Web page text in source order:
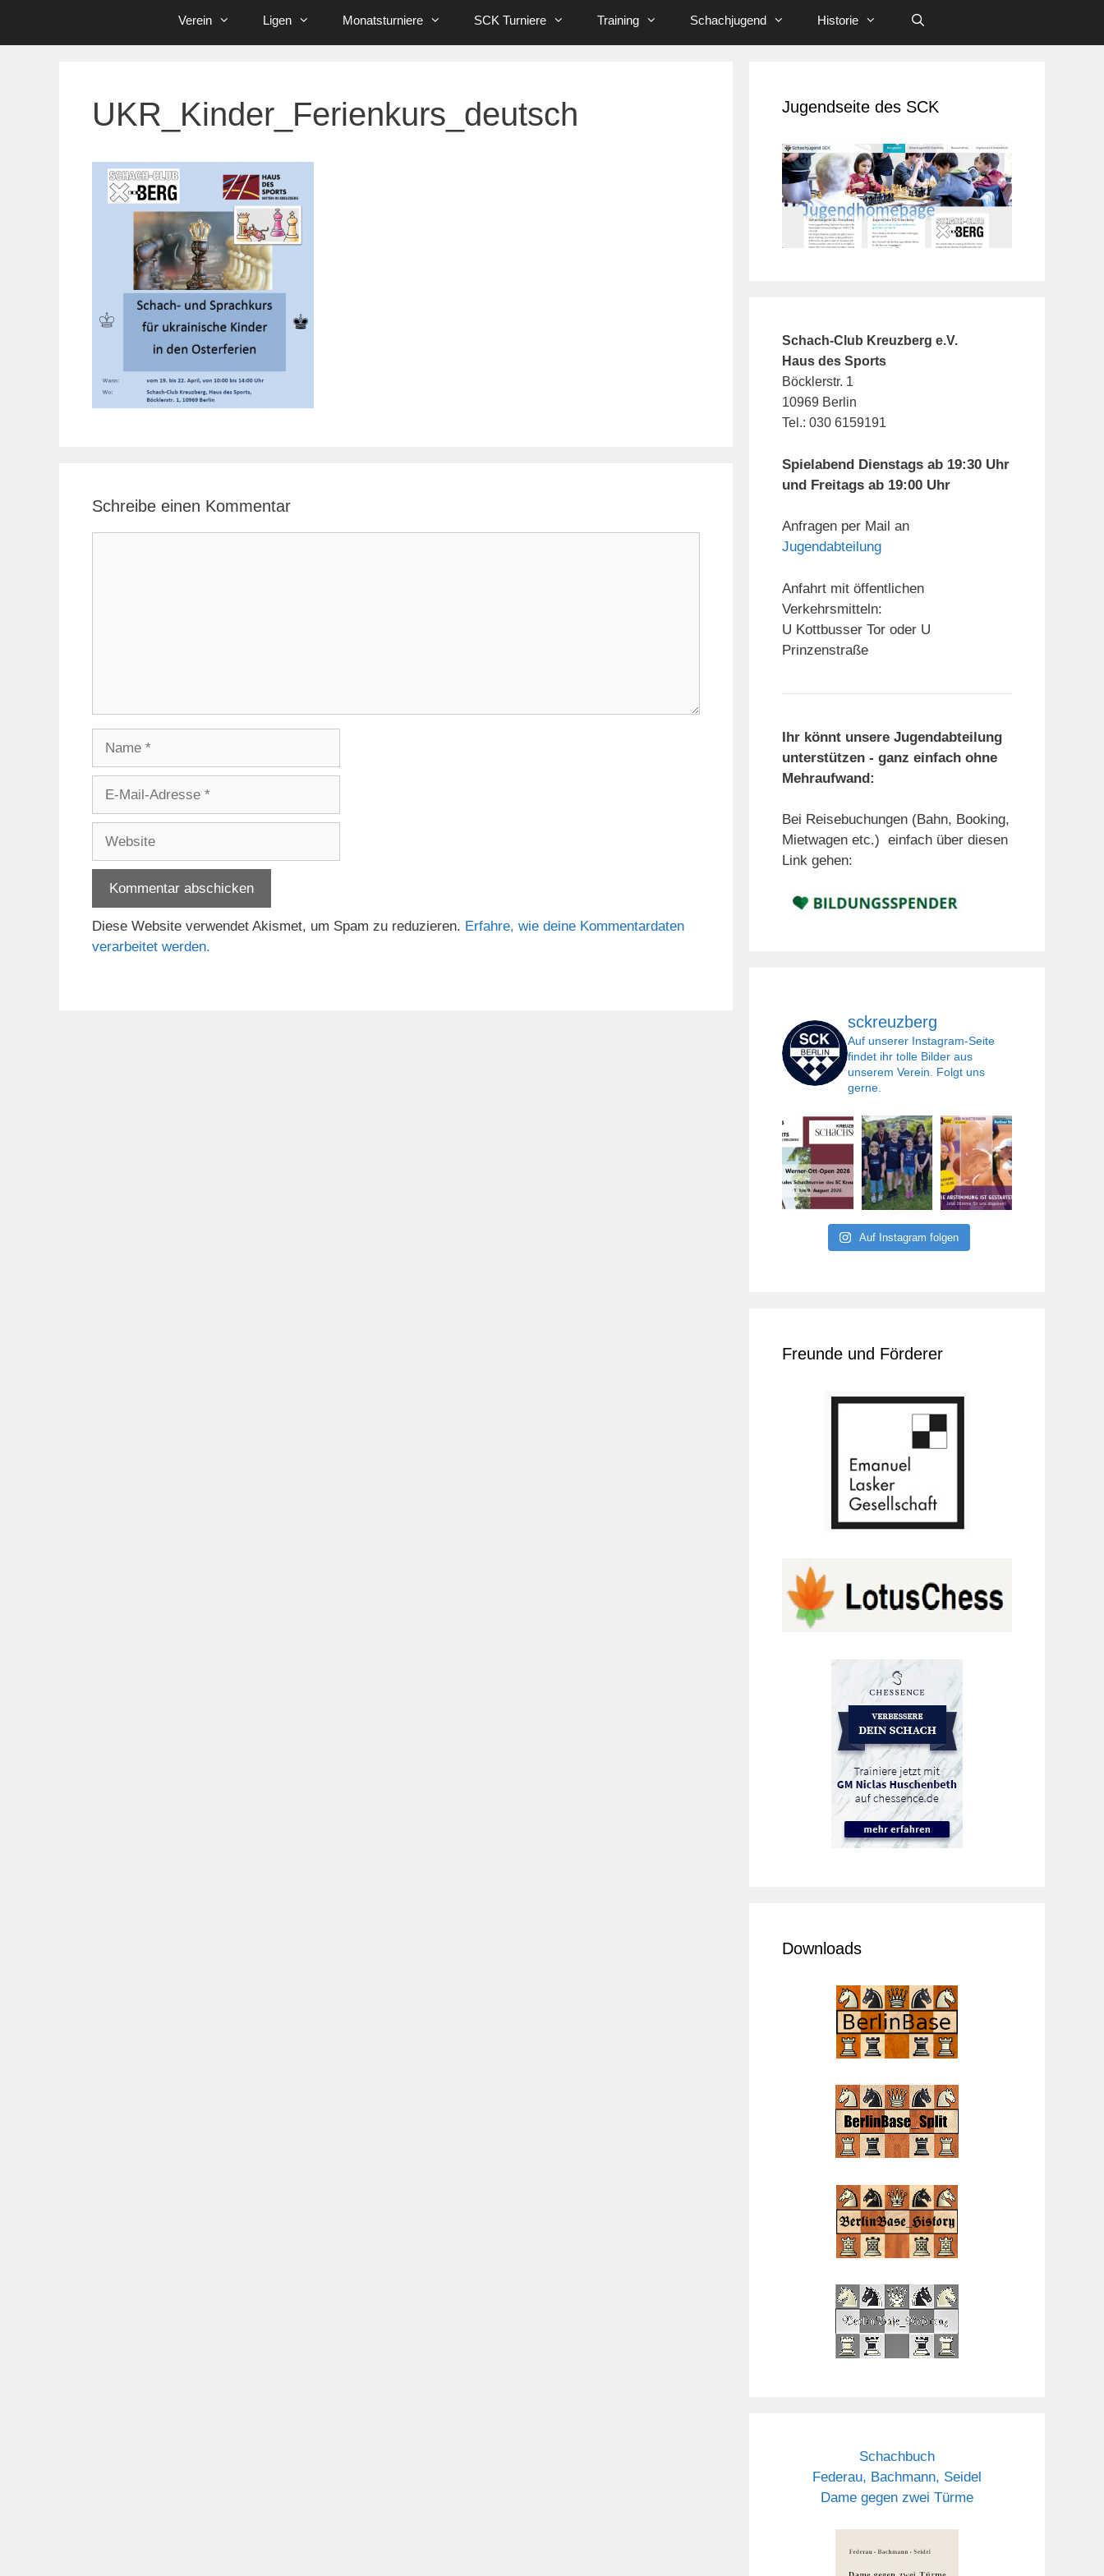
Verein Ligen Monatsturniere SCK Turniere Training Schachjugend Historie
UKR_Kinder_Ferienkurs_deutsch
Schreibe einen Kommentar
Adresse
Diese Website verwendet Akismet, um Spam zu reduzieren. Erfahre, wie deine Kommentardaten
verarbeitet werden.
Jugendseite des SCK
Schach-Club Kreuzberg e.V.
Haus des Sports
Böcklerstr. 1
10969 Berlin
Tel.: 030 6159191
Spielabend Dienstags ab 19:30 Uhr
und Freitags ab 19:00 Uhr
Anfragen per Mail an
Jugendabteilung
Anfahrt mit öffentlichen
Verkehrsmitteln:
U Kottbusser Tor oder U
Prinzenstraße
Ihr könnt unsere Jugendabteilung
unterstützen - ganz einfach ohne
Mehraufwand:
Bei Reisebuchungen (Bahn, Booking,
Mietwagen etc.) einfach über diesen
Link gehen:
sckreuzberg
Auf unserer Instagram-Seite
findet ihr tolle Bilder aus
unserem Verein. Folgt uns
gerne.
Auf Instagram folgen
Freunde und Förderer
Downloads
Schachbuch
Federau, Bachmann, Seidel
Dame gegen zwei Türme